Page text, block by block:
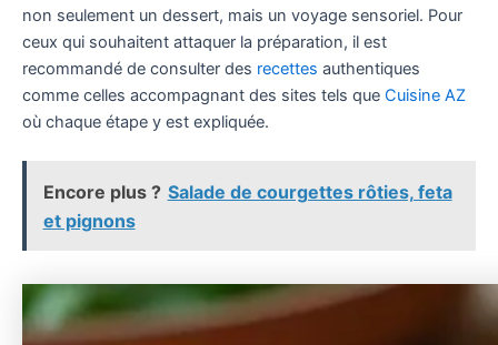
non seulement un dessert, mais un voyage sensoriel. Pour
ceux qui souhaitent attaquer la préparation, il est
recommandé de consulter des recettes authentiques
comme celles accompagnant des sites tels que Cuisine AZ
où chaque étape y est expliquée.
Encore plus ? Salade de courgettes rôties, feta
et pignons